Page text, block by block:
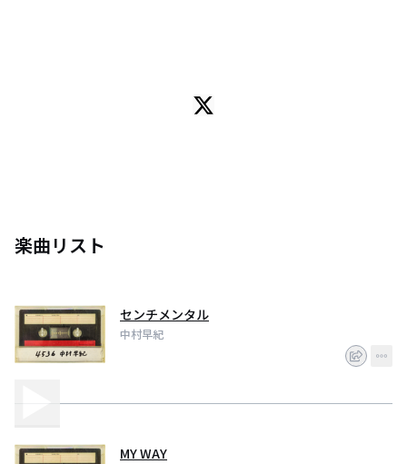
楽曲リスト
センチメンタル
中村早紀
MY WAY